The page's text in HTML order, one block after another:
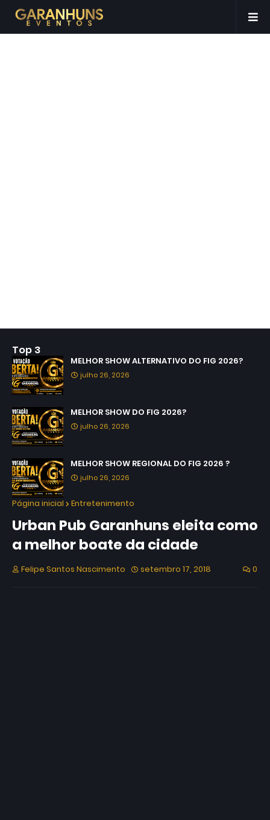
Top 3
MELHOR SHOW ALTERNATIVO DO FIG 2026?
julho 26, 2026
MELHOR SHOW DO FIG 2026?
julho 26, 2026
MELHOR SHOW REGIONAL DO FIG 2026 ?
julho 26, 2026
Página inicial Entretenimento
Urban Pub Garanhuns eleita como
a melhor boate da cidade
Felipe Santos Nascimento setembro 17, 2018 0